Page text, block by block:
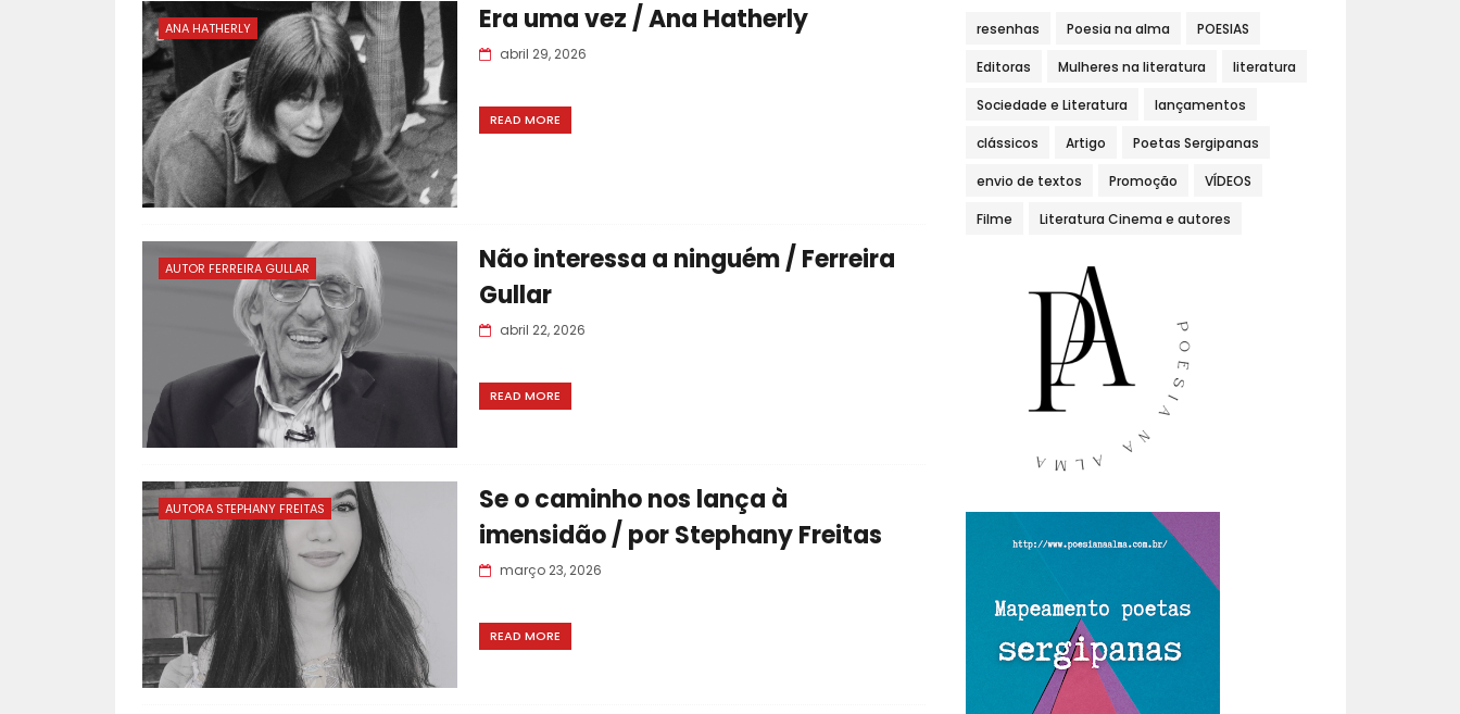
ANA HATHERLY Era uma vez / Ana Hatherly
abril 29, 2026
READ MORE
AUTOR FERREIRA GULLAR
Não interessa a ninguém / Ferreira
Gullar
abril 22, 2026
READ MORE
AUTORA STEPHANY FREITAS
Se o caminho nos lança à
imensidão / por Stephany Freitas
março 23, 2026
READ MORE
resenhas Poesia na alma POESIAS
Editoras Mulheres na literatura literatura
Sociedade e Literatura lançamentos
clássicos Artigo Poetas Sergipanas
envio de textos Promoção VÍDEOS
Filme Literatura Cinema e autores